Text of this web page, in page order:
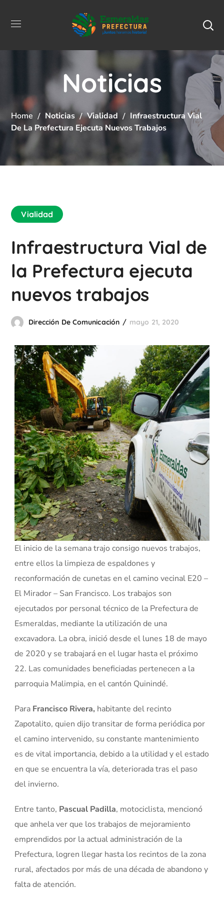
Noticias
Home Noticias Vialidad
Infraestructura Vial
De La Prefectura Ejecuta Nuevos Trabajos
Vialidad
Infraestructura Vial de
la Prefectura ejecuta
nuevos trabajos
Dirección De Comunicación mayo 21, 2020
El inicio de la semana trajo consigo nuevos trabajos,
entre ellos la limpieza de espaldones y
reconformación de cunetas en el camino vecinal E20 –
El Mirador – San Francisco. Los trabajos son
ejecutados por personal técnico de la Prefectura de
Esmeraldas, mediante la utilización de una
excavadora. La obra, inició desde el lunes 18 de mayo
de 2020 y se trabajará en el lugar hasta el próximo
22. Las comunidades beneficiadas pertenecen a la
parroquia Malimpia, en el cantón Quinindé.
Para Francisco Rivera, habitante del recinto
Zapotalito, quien dijo transitar de forma periódica por
el camino intervenido, su constante mantenimiento
es de vital importancia, debido a la utilidad y el estado
en que se encuentra la vía, deteriorada tras el paso
del invierno.
Entre tanto, Pascual Padilla, motociclista, mencionó
que anhela ver que los trabajos de mejoramiento
emprendidos por la actual administración de la
Prefectura, logren llegar hasta los recintos de la zona
rural, afectados por más de una década de abandono y
falta de atención.